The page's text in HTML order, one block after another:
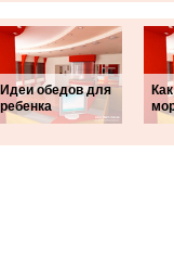
Идеи обедов для
ребенка